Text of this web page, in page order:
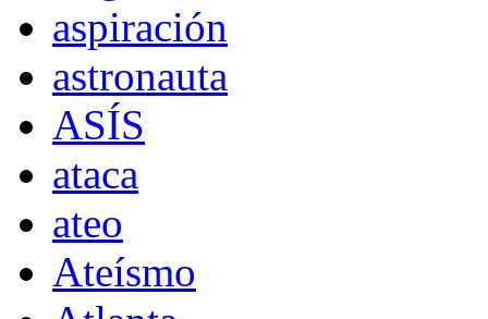
aspiración
astronauta
ASÍS
ataca
ateo
Ateísmo